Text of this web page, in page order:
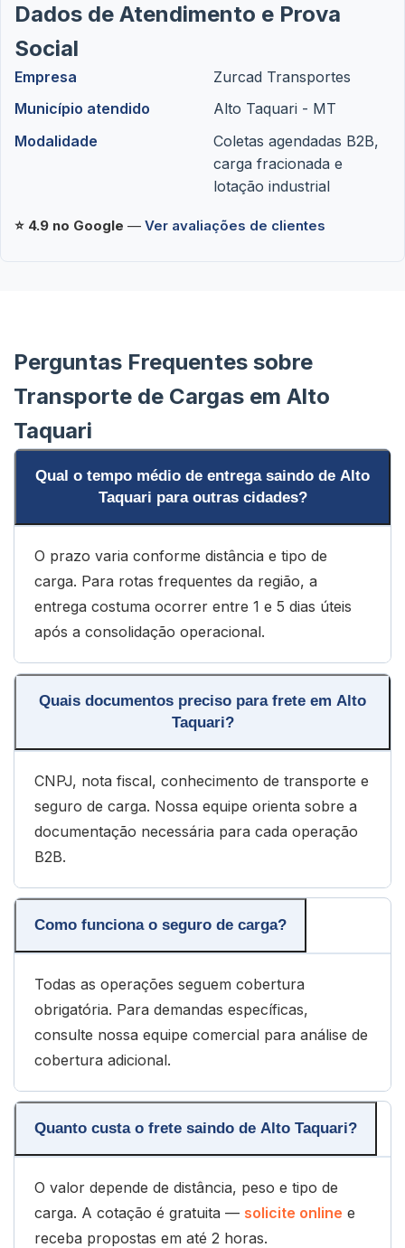
Dados de Atendimento e Prova
Social
Empresa
Zurcad Transportes
Município atendido
Alto Taquari - MT
Modalidade
Coletas agendadas B2B,
carga fracionada e
lotação industrial
⭐ 4.9 no Google — Ver avaliações de clientes
Perguntas Frequentes sobre
Transporte de Cargas em Alto
Taquari
Qual o tempo médio de entrega saindo de Alto
Taquari para outras cidades?
O prazo varia conforme distância e tipo de
carga. Para rotas frequentes da região, a
entrega costuma ocorrer entre 1 e 5 dias úteis
após a consolidação operacional.
Quais documentos preciso para frete em Alto
Taquari?
CNPJ, nota fiscal, conhecimento de transporte e
seguro de carga. Nossa equipe orienta sobre a
documentação necessária para cada operação
B2B.
Como funciona o seguro de carga?
Todas as operações seguem cobertura
obrigatória. Para demandas específicas,
consulte nossa equipe comercial para análise de
cobertura adicional.
Quanto custa o frete saindo de Alto Taquari?
O valor depende de distância, peso e tipo de
carga. A cotação é gratuita — solicite online e
receba propostas em até 2 horas.